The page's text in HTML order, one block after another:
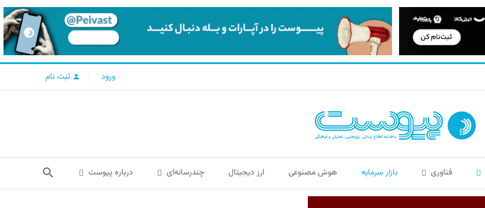
ورود ثبت نام
فناوری بازار سرمایه هوش مصنوعی ارز دیجیتال چندرسانه‌ای درباره پیوست